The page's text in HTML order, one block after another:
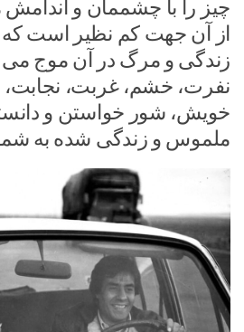
چیز را با چشممان و اندامش
از آن جهت کم نظیر است
زندگی و مرگ در آن موج می
نفرت، خشم، غربت،
خویش، شور خواستن و
ملموس و زندگی شده به